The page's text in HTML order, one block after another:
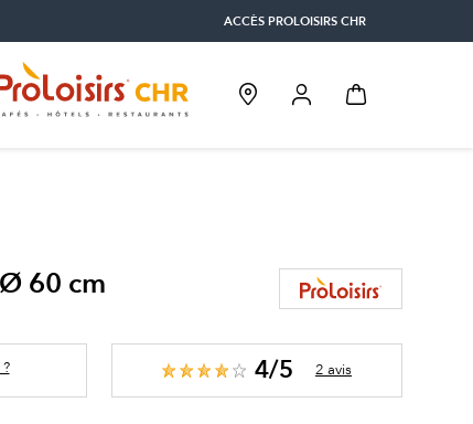
ACCÈS PROLOISIRS CHR
60 cm
4/5 2 avis